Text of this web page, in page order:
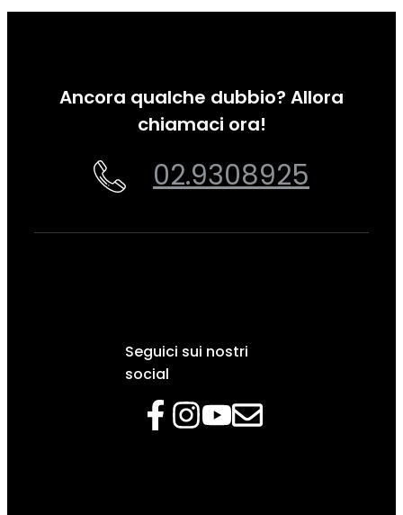
Ancora qualche dubbio? Allora
chiamaci ora!
02.9308925
Seguici sui nostri
social